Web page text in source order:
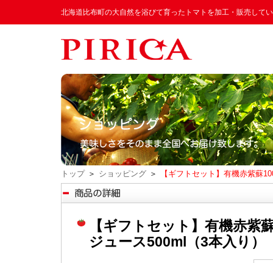
北海道比布町の大自然を浴びて育ったトマトを加工・販売して
トップ ＞ ショッピング ＞ 【ギフトセット】有機赤紫蘇
【ギフトセット】有機赤紫
ジュース500ml（3本入り）